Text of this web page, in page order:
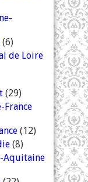
(6)
de Loire
(29)
France
(12)
(8)
Aquitaine